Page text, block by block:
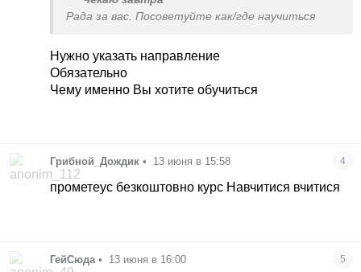
Рада за вас. Посоветуйте как/где научиться
Нужно указать направление
Обязательно
Чему именно Вы хотите обучиться
Грибной_Дождик • 13 июня в 15:58 4
прометеус безкоштовно курс Навчитися вчитися
ГейСюда • 13 июня в 16:00 5